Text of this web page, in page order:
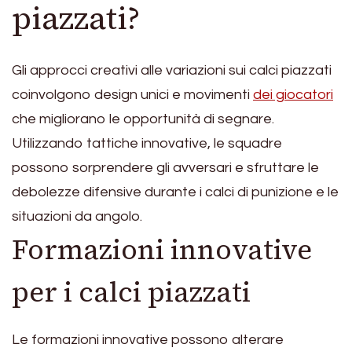
piazzati?
Gli approcci creativi alle variazioni sui calci piazzati
coinvolgono design unici e movimenti dei giocatori
che migliorano le opportunità di segnare.
Utilizzando tattiche innovative, le squadre
possono sorprendere gli avversari e sfruttare le
debolezze difensive durante i calci di punizione e le
situazioni da angolo.
Formazioni innovative
per i calci piazzati
Le formazioni innovative possono alterare